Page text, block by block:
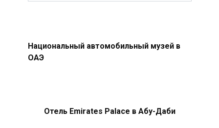
Национальный автомобильный музей в
ОАЭ
Отель Emirates Palace в Абу-Даби